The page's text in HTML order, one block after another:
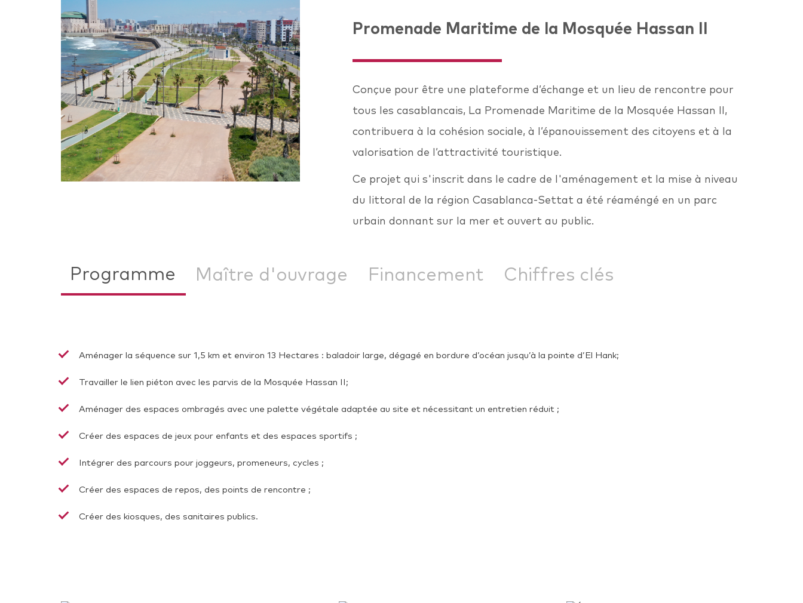
Promenade Maritime de la Mosquée Hassan II
Conçue pour être une plateforme d’échange et un lieu de rencontre pour
tous les casablancais, La Promenade Maritime de la Mosquée Hassan II,
contribuera à la cohésion sociale, à l’épanouissement des citoyens et à la
valorisation de l’attractivité touristique.
Ce projet qui s'inscrit dans le cadre de l'aménagement et la mise à niveau
du littoral de la région Casablanca-Settat a été réaméngé en un parc
urbain donnant sur la mer et ouvert au public.
Programme Maître d'ouvrage Financement Chiffres clés
Aménager la séquence sur 1,5 km et environ 13 Hectares : baladoir large, dégagé en bordure d’océan jusqu’à la pointe d’El Hank;
Travailler le lien piéton avec les parvis de la Mosquée Hassan II;
Aménager des espaces ombragés avec une palette végétale adaptée au site et nécessitant un entretien réduit ;
Créer des espaces de jeux pour enfants et des espaces sportifs ;
Intégrer des parcours pour joggeurs, promeneurs, cycles ;
Créer des espaces de repos, des points de rencontre ;
Créer des kiosques, des sanitaires publics.